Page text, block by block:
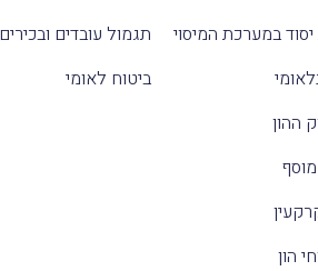
יסוד במערכת המיסוי
ההון
הון
תגמול עובדים ובכירים
ביטוח לאומי